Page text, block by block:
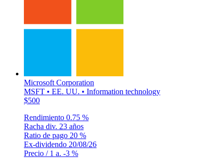
Microsoft Corporation
MSFT • EE. UU. • Information technology
$500
Rendimiento 0.75 %
Racha div. 23 años
Ratio de pago 20 %
Ex-dividendo 20/08/26
Precio / 1 a. -3 %